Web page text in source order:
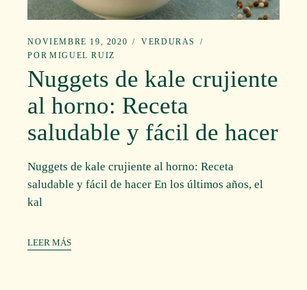
NOVIEMBRE 19, 2020
VERDURAS
POR MIGUEL RUIZ
Nuggets de kale crujiente
al horno: Receta
saludable y fácil de hacer
Nuggets de kale crujiente al horno: Receta
saludable y fácil de hacer En los últimos años, el
kal
LEER MÁS